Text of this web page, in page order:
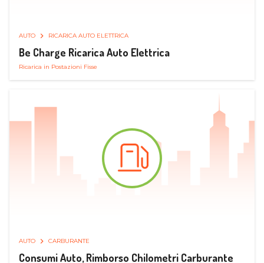
AUTO RICARICA AUTO ELETTRICA
Be Charge Ricarica Auto Elettrica
Ricarica in Postazioni Fisse
AUTO CARBURANTE
Consumi Auto, Rimborso Chilometri Carburante